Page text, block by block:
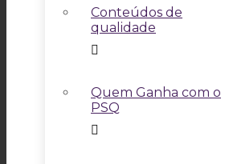
Conteúdos de
qualidade
Quem Ganha com o
PSQ